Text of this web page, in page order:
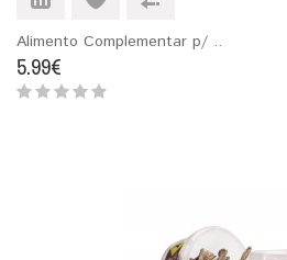
Alimento Complementar p/ ..
5.99€